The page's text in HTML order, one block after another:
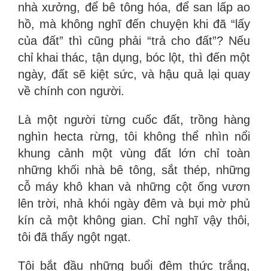
nhà xưởng, để bê tông hóa, để san lấp ao
hồ, mà không nghĩ đến chuyện khi đã “lấy
của đất” thì cũng phải “trả cho đất”? Nếu
chỉ khai thác, tận dụng, bóc lột, thì đến một
ngày, đất sẽ kiệt sức, và hậu quả lại quay
về chính con người.
Là một người từng cuốc đất, trồng hàng
nghìn hecta rừng, tôi không thể nhìn nổi
khung cảnh một vùng đất lớn chỉ toàn
những khối nhà bê tông, sắt thép, những
cỗ máy khô khan và những cột ống vươn
lên trời, nhả khói ngày đêm và bụi mờ phủ
kín cả một không gian. Chỉ nghĩ vậy thôi,
tôi đã thấy ngột ngạt.
Tôi bắt đầu những buổi đêm thức trắng,